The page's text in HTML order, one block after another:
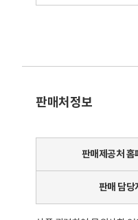
판매처정보
판매제공처 홈
판매 담당